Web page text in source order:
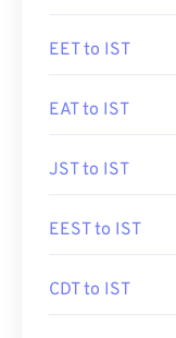
EET to IST
EAT to IST
JST to IST
EEST to IST
CDT to IST